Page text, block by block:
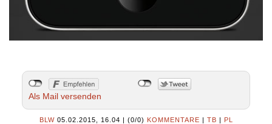
Als Mail versenden
BLW 05.02.2015, 16.04 | (0/0) KOMMENTARE | TB | PL